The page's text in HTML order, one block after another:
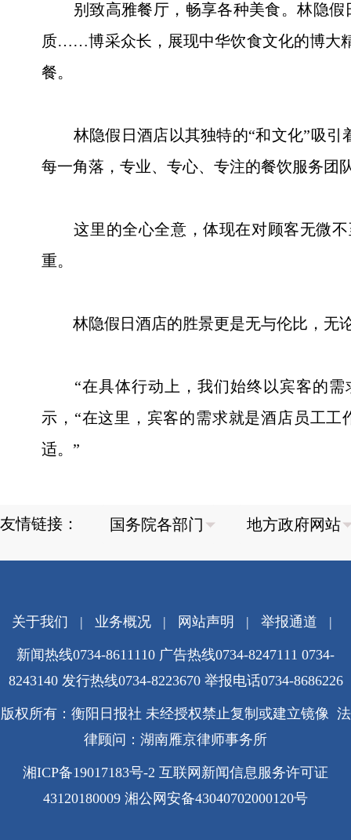
别致高雅餐厅，畅享各种美食。林隐假日
质……博采众长，展现中华饮食文化的博大
餐。
林隐假日酒店以其独特的“和文化”吸引
每一角落，专业、专心、专注的餐饮服务团
这里的全心全意，体现在对顾客无微不
重。
林隐假日酒店的胜景更是无与伦比，无论
“在具体行动上，我们始终以宾客的需
示，“在这里，宾客的需求就是酒店员工
适。”
友情链接：
关于我们 | 业务概况| 网站声明 | 举报通道 |
新闻热线0734-8611110 广告热线0734-8247111 0734-
8243140 发行热线0734-8223670 举报电话0734-8686226
版权所有：衡阳日报社 未经授权禁止复制或建立镜像 法
律顾问：湖南雁京律师事务所
湘ICP备19017183号-2 互联网新闻信息服务许可证
43120180009 湘公网安备43040702000120号